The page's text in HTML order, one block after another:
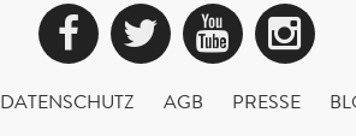
Facebook
Twitter
DATENSCHUTZ AGB PRESSE